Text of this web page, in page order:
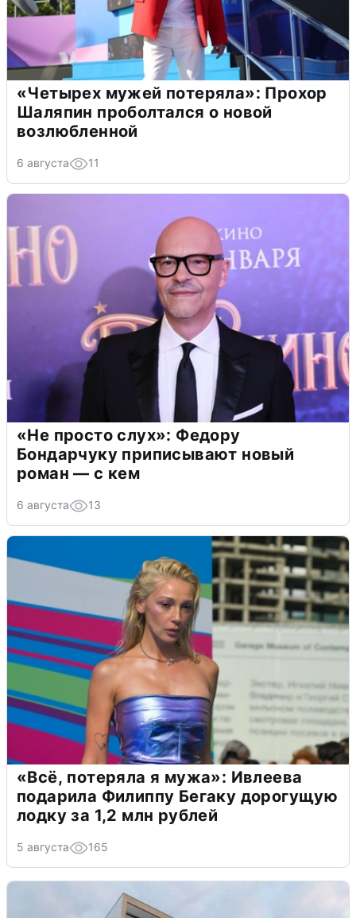
«Четырех мужей потеряла»: Прохор
Шаляпин проболтался о новой
возлюбленной
6 августа 11
«Не просто слух»: Федору
Бондарчуку приписывают новый
роман — с кем
6 августа 13
«Всё, потеряла я мужа»: Ивлеева
подарила Филиппу Бегаку дорогущую
лодку за 1,2 млн рублей
5 августа 165